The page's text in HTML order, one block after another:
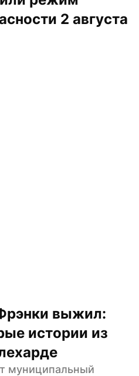
2 августа
выжил:
истории из
муниципальный